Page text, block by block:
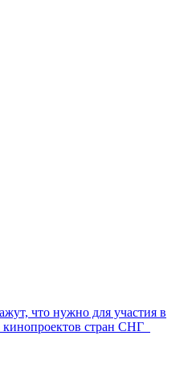
что нужно для участия в
стран СНГ